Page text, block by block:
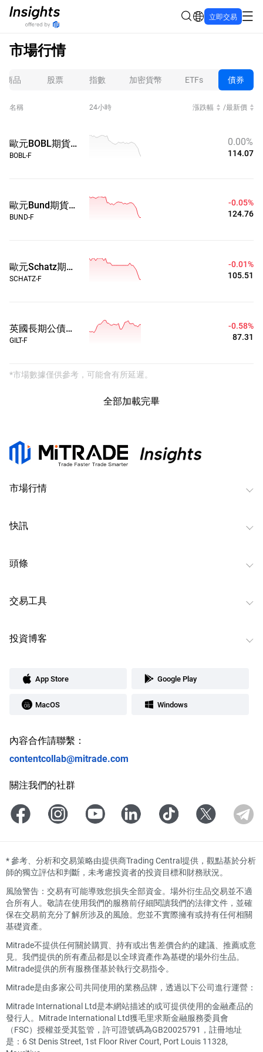
立即交易
市場行情
商品 股票 指數 加密貨幣 ETFs 債券
名稱 24小時 漲跌幅 /最新價
歐元BOBL期貨CFD
BOBL-F
0.00%
114.07
歐元Bund期貨CFD
BUND-F
-0.05%
124.76
歐元Schatz期貨CFD
SCHATZ-F
-0.01%
105.51
英國長期公債期貨CFD
GILT-F
-0.58%
87.31
*市場數據僅供參考，可能會有所延遲。
全部加載完畢
市場行情
快訊
頭條
交易工具
投資博客
App Store Google Play
MacOS Windows
內容合作請聯繫：
contentcollab@mitrade.com
關注我們的社群
*參考、分析和交易策略由提供商Trading Central提供，觀點基於分析
師的獨立評估和判斷，未考慮投資者的投資目標和財務狀況。
風險警告：交易有可能導致您損失全部資金。場外衍生品交易並不適
合所有人。敬請在使用我們的服務前仔細閱讀我們的法律文件，並確
保在交易前充分了解所涉及的風險。您並不實際擁有或持有任何相關
基礎資產。
Mitrade不提供任何關於購買、持有或出售差價合約的建議、推薦或意
見。我們提供的所有產品都是以全球資產作為基礎的場外衍生品。
Mitrade提供的所有服務僅基於執行交易指令。
Mitrade是由多家公司共同使用的業務品牌，透過以下公司進行運營：
Mitrade International Ltd是本網站描述的或可提供使用的金融產品的
發行人。Mitrade International Ltd獲毛里求斯金融服務委員會
（FSC）授權並受其監管，許可證號碼為GB20025791，註冊地址
是：6 St Denis Street, 1st Floor River Court, Port Louis 11328,